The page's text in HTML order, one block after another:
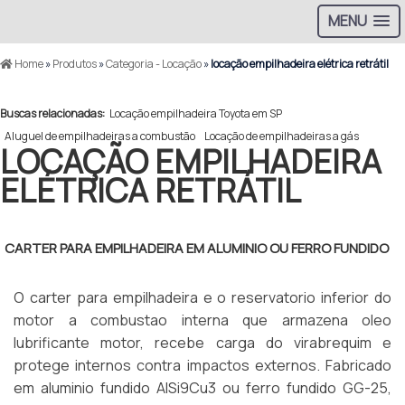
MENU
Home»Produtos»Categoria - Locação»locação empilhadeira elétrica retrátil
Buscas relacionadas: Locação empilhadeira Toyota em SP
Aluguel de empilhadeiras a combustão
Locação de empilhadeiras a gás
LOCAÇÃO EMPILHADEIRA
ELÉTRICA RETRÁTIL
CARTER PARA EMPILHADEIRA EM ALUMINIO OU FERRO FUNDIDO
O carter para empilhadeira e o reservatorio inferior do
motor a combustao interna que armazena oleo
lubrificante motor, recebe carga do virabrequim e
protege internos contra impactos externos. Fabricado
em aluminio fundido AlSi9Cu3 ou ferro fundido GG-25,